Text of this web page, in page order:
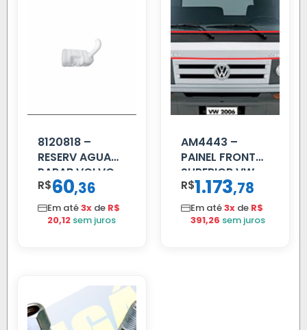
8120818 –
RESERV AGUA
PARAB VOLVO
EDC
R$60,36
Em até3x de R$
20,12 sem juros
AM4443 –
PAINEL FRONTAL
SUPERIOR VW
DELIVERY
R$1.173,78
Em até3x de R$
391,26 sem juros